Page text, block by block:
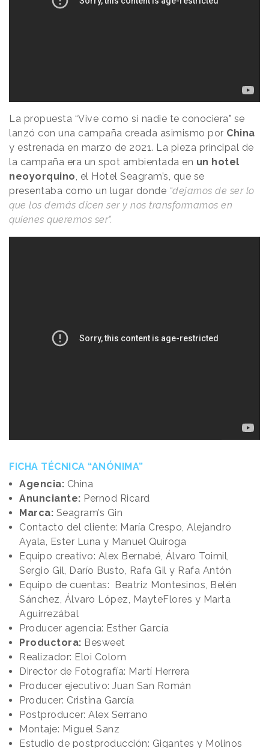
La propuesta “Vive como si nadie te conociera" se
lanzó con una campaña creada asimismo por China
y estrenada en marzo de 2021. La pieza principal de
la campaña era un spot ambientada en un hotel
neoyorquino, el Hotel Seagram’s, que se
presentaba como un lugar donde “dejamos de ser lo
que los demás dicen ser y nos transformamos en
quienes queremos ser”.
FICHA TÉCNICA “ANÓNIMA”
Agencia: China
Anunciante: Pernod Ricard
Marca: Seagram’s Gin
Contacto del cliente: María Crespo, Alejandro
Ayala, Ester Luna y Manuel Quiroga
Equipo creativo: Alex Bernabé, Álvaro Toimil,
Sergio Gil, Darío Busto, Rafa Gil y Rafa Antón
Equipo de cuentas: Beatriz Montesinos, Belén
Sánchez, Álvaro López, MayteFlores y Marta
Aguirrezábal
Producer agencia: Esther García
Productora: Besweet
Realizador: Eloi Colom
Director de Fotografía: Martí Herrera
Producer ejecutivo: Juan San Román
Producer: Cristina García
Postproducer: Alex Serrano
Montaje: Miguel Sanz
Estudio de postproducción: Gigantes y Molinos